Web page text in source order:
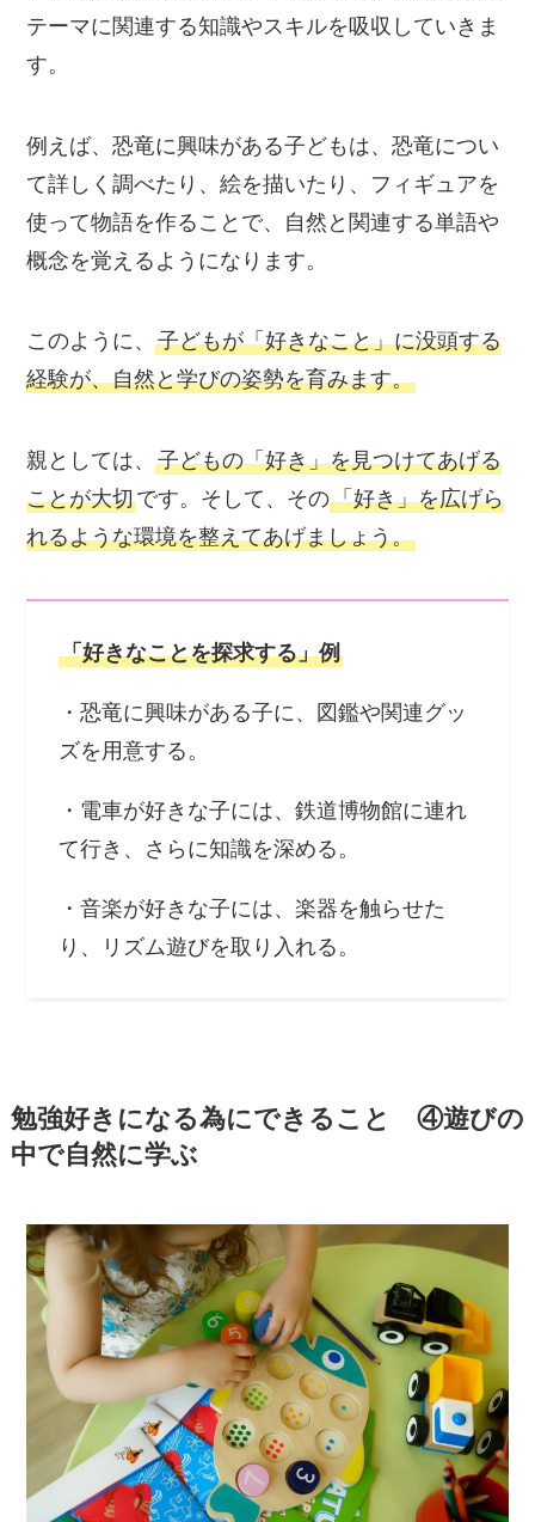
テーマに関連する知識やスキルを吸収していきま
す。
例えば、恐竜に興味がある子どもは、恐竜につい
て詳しく調べたり、絵を描いたり、フィギュアを
使って物語を作ることで、自然と関連する単語や
概念を覚えるようになります。
このように、子どもが「好きなこと」に没頭する
経験が、自然と学びの姿勢を育みます。
親としては、子どもの「好き」を見つけてあげる
ことが大切です。そして、その「好き」を広げら
れるような環境を整えてあげましょう。
「好きなことを探求する」例
・恐竜に興味がある子に、図鑑や関連グッ
ズを用意する。
・電車が好きな子には、鉄道博物館に連れ
て行き、さらに知識を深める。
・音楽が好きな子には、楽器を触らせた
り、リズム遊びを取り入れる。
勉強好きになる為にできること ④遊びの
中で自然に学ぶ